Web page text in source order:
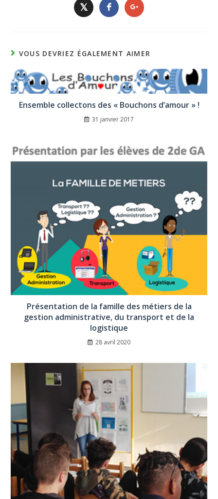
𝕏
VOUS DEVRIEZ ÉGALEMENT AIMER
Ensemble collectons des « Bouchons d’amour » !
31 janvier 2017
Présentation de la famille des métiers de la
gestion administrative, du transport et de la
logistique
28 avril 2020